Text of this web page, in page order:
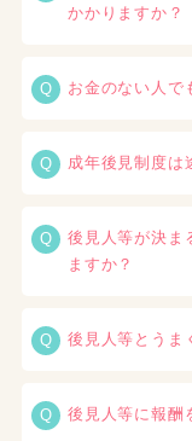
かかりますか？
お金のない人で
成年後見制度は
後見人等が決ま
ますか？
後見人等とうま
後見人等に報酬